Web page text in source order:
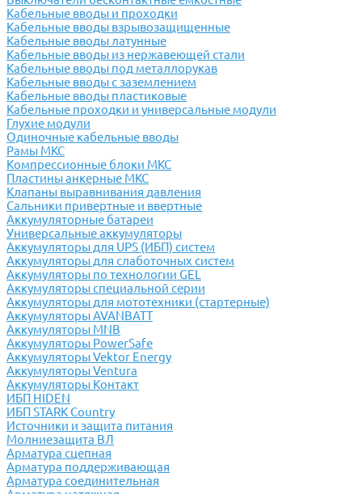
Кабельные вводы и проходки
Кабельные вводы взрывозащищенные
Кабельные вводы латунные
Кабельные вводы из нержавеющей стали
Кабельные вводы под металлорукав
Кабельные вводы с заземлением
Кабельные вводы пластиковые
Кабельные проходки и универсальные модули
Глухие модули
Одиночные кабельные вводы
Рамы МКС
Компрессионные блоки МКС
Пластины анкерные МКС
Клапаны выравнивания давления
Сальники привертные и ввертные
Аккумуляторные батареи
Универсальные аккумуляторы
Аккумуляторы для UPS (ИБП) систем
Аккумуляторы для слаботочных систем
Аккумуляторы по технологии GEL
Аккумуляторы специальной серии
Аккумуляторы для мототехники (стартерные)
Аккумуляторы AVANBATT
Аккумуляторы MNB
Аккумуляторы PowerSafe
Аккумуляторы Vektor Energy
Аккумуляторы Ventura
Аккумуляторы Контакт
ИБП HIDEN
ИБП STARK Country
Источники и защита питания
Молниезащита ВЛ
Арматура сцепная
Арматура поддерживающая
Арматура соединительная